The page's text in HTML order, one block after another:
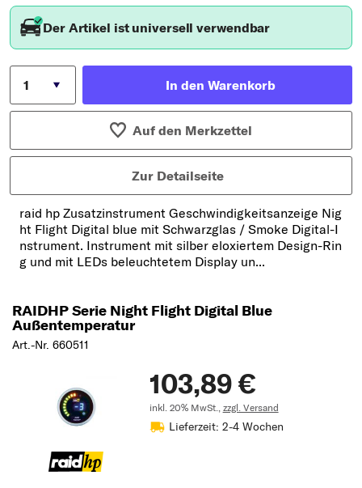
Der Artikel ist universell verwendbar
In den Warenkorb
Auf den Merkzettel
Zur Detailseite
raid hp Zusatzinstrument Geschwindigkeitsanzeige Nig
ht Flight Digital blue mit Schwarzglas / Smoke Digital-I
nstrument. Instrument mit silber eloxiertem Design-Rin
g und mit LEDs beleuchtetem Display un...
RAIDHP Serie Night Flight Digital Blue
Außentemperatur
Art.-Nr. 660511
103,89 €
inkl. 20% MwSt., zzgl. Versand
Lieferzeit: 2-4 Wochen